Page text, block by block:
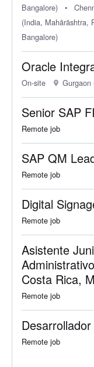
Bangalore)
•
(India, Mahārāshtra,
Bangalore)
Oracle
On-site Gurgaon
Senior SAP
Remote job
SAP QM
Remote job
Digital
Remote job
Asistente
Costa Rica,
Remote job
Remote job